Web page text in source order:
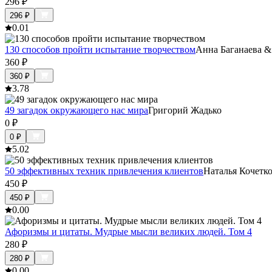
296 ₽
0.01
130 способов пройти испытание творчествомАнна Баганаева
360 ₽
360 ₽
3.78
49 загадок окружающего нас мираГригорий Жадько
0 ₽
0 ₽
5.02
50 эффективных техник привлечения клиентовНаталья
450 ₽
450 ₽
0.00
Афоризмы и цитаты. Мудрые мысли великих людей. Том 4
280 ₽
280 ₽